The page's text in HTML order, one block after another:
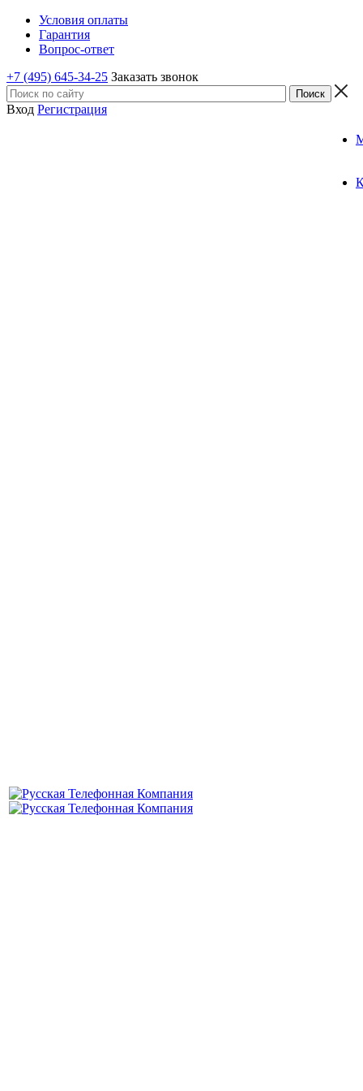
Условия оплаты
Гарантия
Вопрос-ответ
+7 (495) 645-34-25 Заказать звонок
Вход Регистрация